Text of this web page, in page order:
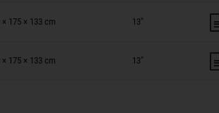
× 175 × 133 cm 13"
× 175 × 133 cm 13"